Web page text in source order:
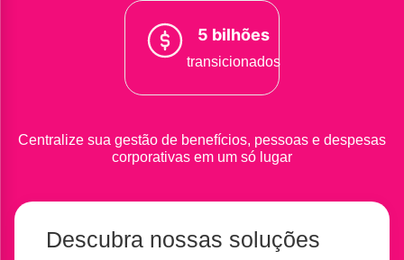
5 bilhões
transicionados
Centralize sua gestão de benefícios, pessoas e despesas
corporativas em um só lugar
Descubra nossas soluções